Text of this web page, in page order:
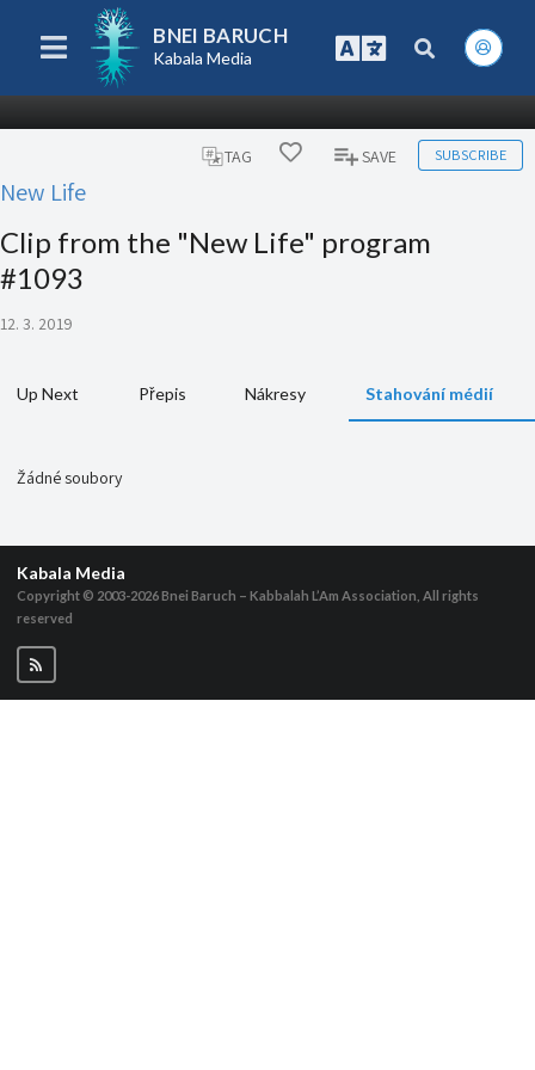
BNEI BARUCH
Kabala Media
TAG SAVE SUBSCRIBE
New Life
Clip from the "New Life" program
#1093
12. 3. 2019
Up Next Přepis Nákresy Stahování médií
Žádné soubory
Kabala Media
Copyright © 2003-2026Bnei Baruch – Kabbalah L’Am Association, All rights
reserved